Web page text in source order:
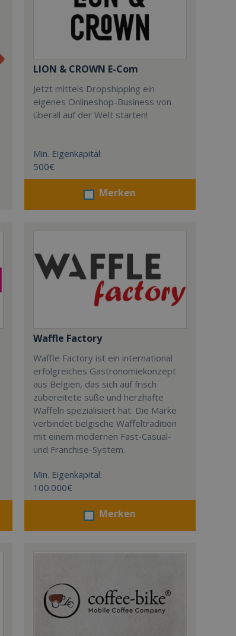
LION & CROWN E-Com
Jetzt mittels Dropshipping ein
eigenes Onlineshop-Business von
überall auf der Welt starten!
Min. Eigenkapital:
500€
Merken
Waffle Factory
Waffle Factory ist ein international
erfolgreiches Gastronomiekonzept
aus Belgien, das sich auf frisch
zubereitete süße und herzhafte
Waffeln spezialisiert hat. Die Marke
verbindet belgische Waffeltradition
mit einem modernen Fast-Casual-
und Franchise-System.
Min. Eigenkapital:
100.000€
Merken